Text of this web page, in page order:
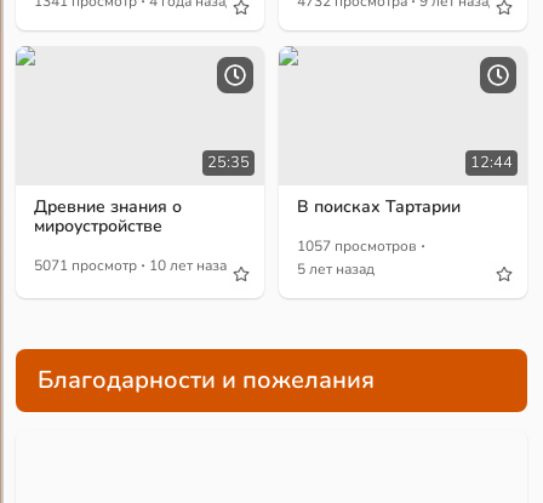
25:35
Древние знания о
мироустройстве
5071 просмотр · 10 лет назад
12:44
В поисках Тартарии
1057 просмотров ·
5 лет назад
Благодарности и пожелания